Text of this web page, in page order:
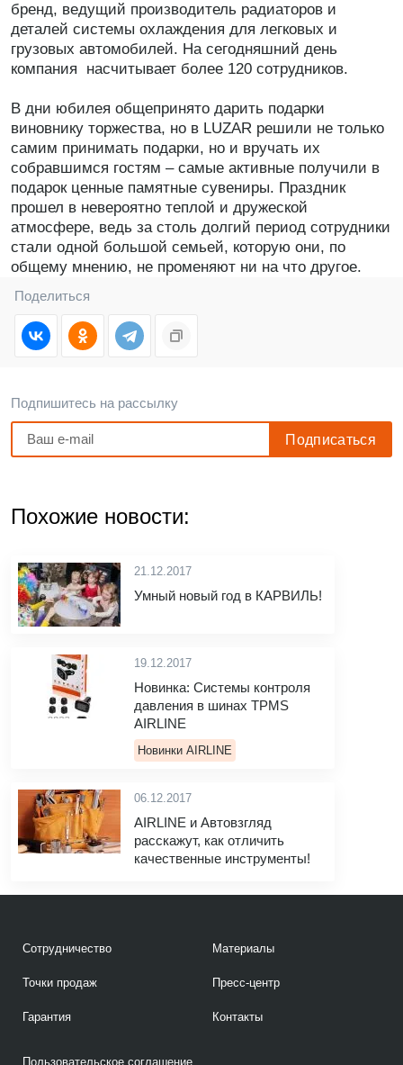
бренд, ведущий производитель радиаторов и
деталей системы охлаждения для легковых и
грузовых автомобилей. На сегодняшний день
компания насчитывает более 120 сотрудников.
В дни юбилея общепринято дарить подарки
виновнику торжества, но в LUZAR решили не только
самим принимать подарки, но и вручать их
собравшимся гостям – самые активные получили в
подарок ценные памятные сувениры. Праздник
прошел в невероятно теплой и дружеской
атмосфере, ведь за столь долгий период сотрудники
стали одной большой семьей, которую они, по
общему мнению, не променяют ни на что другое.
Поделиться
Подпишитесь на рассылку
Похожие новости:
21.12.2017
Умный новый год в КАРВИЛЬ!
19.12.2017
Новинка: Системы контроля
давления в шинах TPMS
AIRLINE
Новинки AIRLINE
06.12.2017
AIRLINE и Автовзгляд
расскажут, как отличить
качественные инструменты!
Сотрудничество
Точки продаж
Гарантия
Материалы
Пресс-центр
Контакты
Пользовательское соглашение